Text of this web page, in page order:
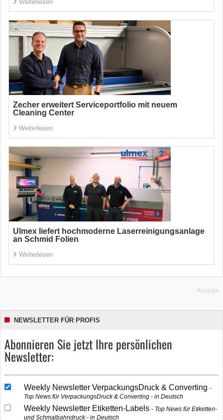
Weiterlesen
Zecher erweitert Serviceportfolio mit neuem
Cleaning Center
Weiterlesen
Ulmex liefert hochmoderne Laserreinigungsanlage
an Schmid Folien
Weiterlesen
Anzeige
NEWSLETTER FÜR PROFIS
Abonnieren Sie jetzt Ihre persönlichen
Newsletter:
Weekly Newsletter VerpackungsDruck & Converting
Top News für VerpackungsDruck & Converting - in Deutsch
Weekly Newsletter Etiketten-Labels
Top News für Etiketten-
und Schmalbahndruck - in Deutsch